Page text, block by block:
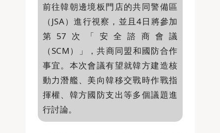
前往韓朝邊境板門店的共同警備區
（JSA）進行視察，並且4日將參加
第57次「安全諮商會議
（SCM）」，共商同盟和國防合作
事宜。本次會議有望就韓方建造核
動力潛艦、美向韓移交戰時作戰指
揮權、韓方國防支出等多個議題進
行討論。